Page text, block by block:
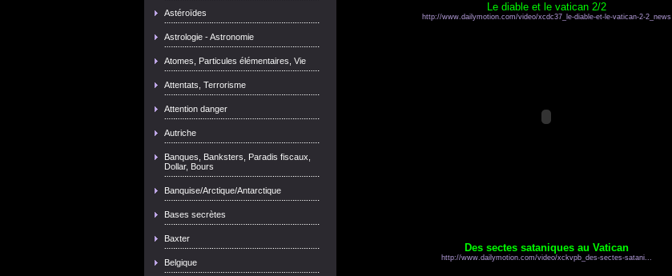
Astéroïdes
Astrologie - Astronomie
Atomes, Particules élémentaires, Vie
Attentats, Terrorisme
Attention danger
Autriche
Banques, Banksters, Paradis fiscaux,
Dollar, Bours
Banquise/Arctique/Antarctique
Bases secrètes
Baxter
Belgique
Le diable et le vatican 2/2
http://www.dailymotion.com/video/xcdc37_le-diable-et-le-vatican-2-2_news
Des sectes sataniques au Vatican
http://www.dailymotion.com/video/xckvpb_des-sectes-satani...